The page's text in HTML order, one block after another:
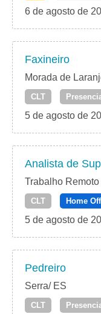
6 de agosto de
Faxineiro
Morada de
CLT
5 de agosto de
Analista de
Trabalho Remoto
CLT Home
5 de agosto de
Pedreiro
Serra/ ES
CLT